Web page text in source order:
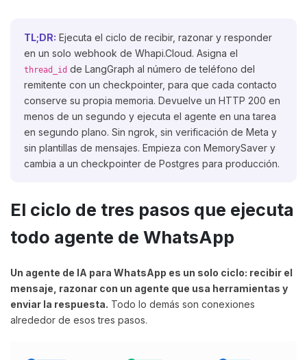
TL;DR: Ejecuta el ciclo de recibir, razonar y responder
en un solo webhook de Whapi.Cloud. Asigna el
thread_id de LangGraph al número de teléfono del
remitente con un checkpointer, para que cada contacto
conserve su propia memoria. Devuelve un HTTP 200 en
menos de un segundo y ejecuta el agente en una tarea
en segundo plano. Sin ngrok, sin verificación de Meta y
sin plantillas de mensajes. Empieza con MemorySaver y
cambia a un checkpointer de Postgres para producción.
El ciclo de tres pasos que ejecuta
todo agente de WhatsApp
Un agente de IA para WhatsApp es un solo ciclo: recibir el
mensaje, razonar con un agente que usa herramientas y
enviar la respuesta. Todo lo demás son conexiones
alrededor de esos tres pasos.